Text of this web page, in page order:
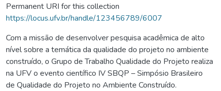
Permanent URI for this collection
https://locus.ufv.br/handle/123456789/6007
Com a missão de desenvolver pesquisa acadêmica de alto
nível sobre a temática da qualidade do projeto no ambiente
construído, o Grupo de Trabalho Qualidade do Projeto realiza
na UFV o evento científico IV SBQP – Simpósio Brasileiro
de Qualidade do Projeto no Ambiente Construído.